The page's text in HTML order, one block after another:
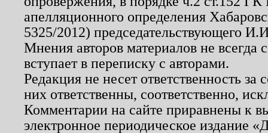
апелляционного определения
5325/2012) председательствующего
Мнения авторов материалов не
вступает в переписку с авторами.
Редакция не несет ответственность
них ответственны, соответственно,
Комментарии на сайте приравнены к
электронное периодическое издание